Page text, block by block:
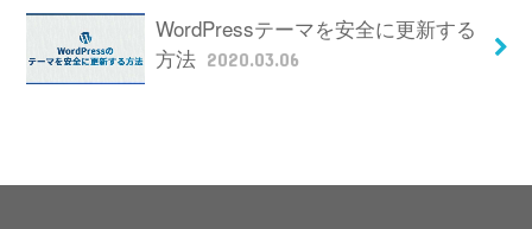
WordPressテーマを安全に更新する
方法 2020.03.06